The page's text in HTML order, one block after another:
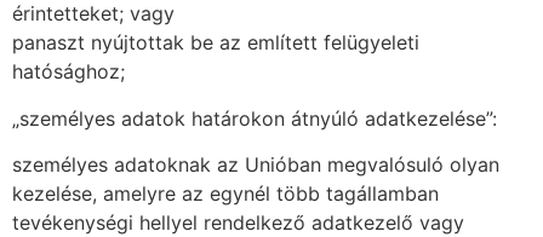
érintetteket; vagy
panaszt nyújtottak be az említett felügyeleti
hatósághoz;
„személyes adatok határokon átnyúló adatkezelése”:
személyes adatoknak az Unióban megvalósuló olyan
kezelése, amelyre az egynél több tagállamban
tevékenységi hellyel rendelkező adatkezelő vagy